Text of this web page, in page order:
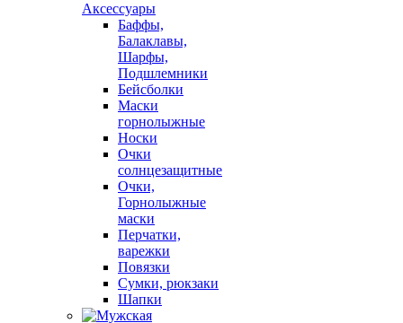
Аксессуары
Баффы,
Балаклавы,
Шарфы,
Подшлемники
Бейсболки
Маски
горнолыжные
Носки
Очки
солнцезащитные
Очки,
Горнолыжные
маски
Перчатки,
варежки
Повязки
Сумки, рюкзаки
Шапки